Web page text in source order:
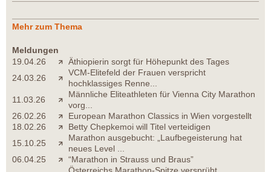
Mehr zum Thema
Meldungen
19.04.26
Äthiopierin sorgt für Höhepunkt des Tages
24.03.26
VCM-Elitefeld der Frauen verspricht
hochklassiges Renne...
11.03.26
Männliche Eliteathleten für Vienna City Marathon
vorg...
26.02.26
European Marathon Classics in Wien vorgestellt
18.02.26
Betty Chepkemoi will Titel verteidigen
15.10.25
Marathon ausgebucht: „Laufbegeisterung hat
neues Level ...
06.04.25
“Marathon in Strauss und Braus”
Österreichs Marathon-Spitze versprüht